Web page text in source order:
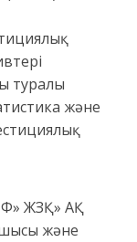
туралы
және
ЖЗҚ» АҚ
және